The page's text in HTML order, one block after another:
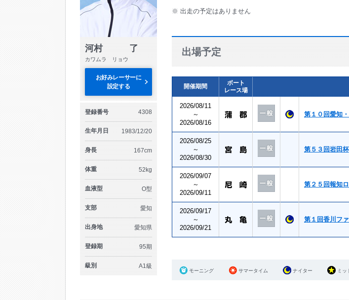
河村 了
カワムラ リョウ
お好みレーサーに
設定する
登録番号 4308
生年月日 1983/12/20
身長 167cm
体重 52kg
血液型 O型
支部 愛知
出身地 愛知県
登録期 95期
級別 A1級
※ 出走の予定はありません
出場予定
開催期間
ボート
レース場
2026/08/11
～
2026/08/16
第１０回愛知
2026/08/25
～
2026/08/30
第５３回岩田杯
2026/09/07
～
2026/09/11
第２５回報知
2026/09/17
～
2026/09/21
第１回香川フ
モーニング サマータイム ナイター ミッ